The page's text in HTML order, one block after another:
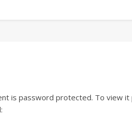
is password protected. To view